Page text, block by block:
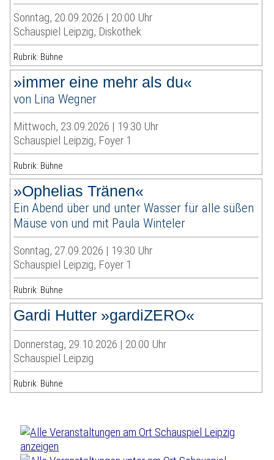
Sonntag, 20.09.2026 | 20:00 Uhr
Schauspiel Leipzig, Diskothek
Rubrik: Bühne
»immer eine mehr als du«
von Lina Wegner
Mittwoch, 23.09.2026 | 19:30 Uhr
Schauspiel Leipzig, Foyer 1
Rubrik: Bühne
»Ophelias Tränen«
Ein Abend über und unter Wasser für alle süßen
Mäuse von und mit Paula Winteler
Sonntag, 27.09.2026 | 19:30 Uhr
Schauspiel Leipzig, Foyer 1
Rubrik: Bühne
Gardi Hutter »gardiZERO«
Donnerstag, 29.10.2026 | 20:00 Uhr
Schauspiel Leipzig
Rubrik: Bühne